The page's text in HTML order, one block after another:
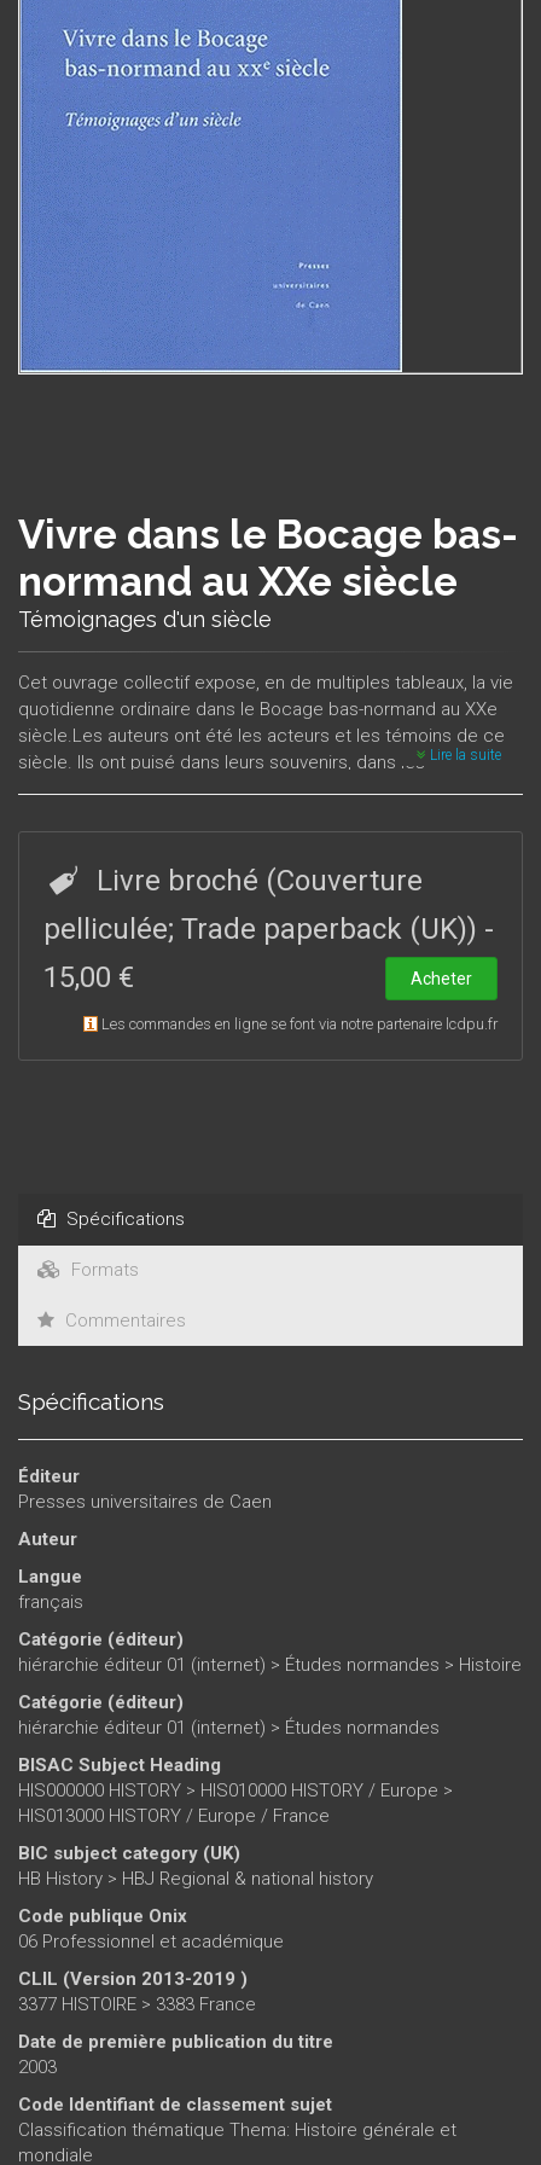
Vivre dans le Bocage bas-
normand au XXe siècle
Témoignages d'un siècle
Cet ouvrage collectif expose, en de multiples tableaux, la vie
quotidienne ordinaire dans le Bocage bas-normand au XXe
siècle.Les auteurs ont été les acteurs et les témoins de ce
siècle. Ils ont puisé dans leurs souvenirs, dans les
documents familiaux et ils ont écrit, simplement, leur histoire
réapparaître les empreintes du temps en cours
d’effacement. Avec émotion ou avec le sourire, ils revivent
leur jeunesse, leur vie d’adulte, leur métier et les grandes
cérémonies ; ils révèlent le sujet tabou, le secret de famille ;
ils dévoilent les cicatrices laissées par les guerres, car les
victimes étaient leurs proches et les ruines leurs maisons.Il
s’agit d’un ouvrage mémorial, riche d’informations, qui
représente un véritable objet d’étude pour les chercheurs
Lire la suite
Livre broché (Couverture
pelliculée; Trade paperback (UK)) -
15,00 €
Acheter
Les commandes en ligne se font via notre partenaire lcdpu.fr
Spécifications
Formats
Commentaires
Spécifications
Éditeur
Presses universitaires de Caen
Auteur
Langue
français
Catégorie (éditeur)
hiérarchie éditeur 01 (internet) > Études normandes > Histoire
Catégorie (éditeur)
hiérarchie éditeur 01 (internet) > Études normandes
BISAC Subject Heading
HIS000000 HISTORY > HIS010000 HISTORY / Europe >
HIS013000 HISTORY / Europe / France
BIC subject category (UK)
HB History > HBJ Regional & national history
Code publique Onix
06 Professionnel et académique
CLIL (Version 2013-2019 )
3377 HISTOIRE > 3383 France
Date de première publication du titre
2003
Code Identifiant de classement sujet
Classification thématique Thema: Histoire générale et
mondiale